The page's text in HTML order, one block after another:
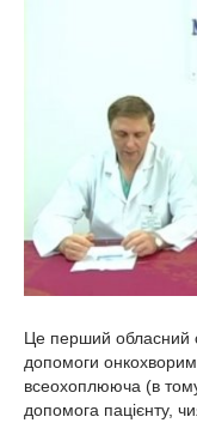
Це перший обласний
допомоги
всеохоплююча (в тому
допомога пацієнту,